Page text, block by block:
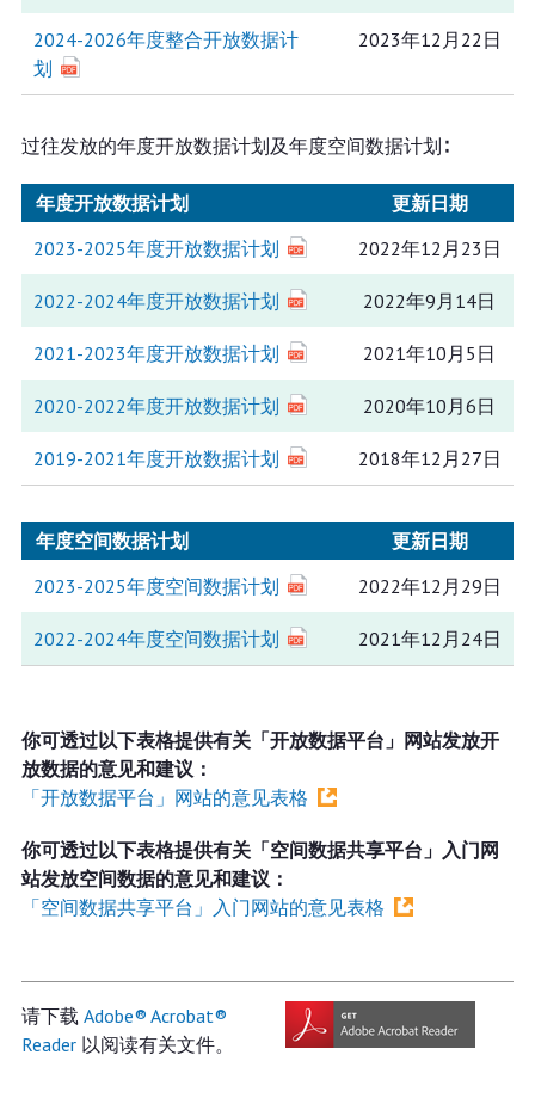
2024-2026年度整合开放数据计
划
2023年12月22日
过往发放的年度开放数据计划及年度空间数据计划∶
年度开放数据计划
更新日期
2023-2025年度开放数据计划
2022年12月23日
2022-2024年度开放数据计划 2022年9月14日
2021-2023年度开放数据计划 2021年10月5日
2020-2022年度开放数据计划 2020年10月6日
2019-2021年度开放数据计划 2018年12月27日
年度空间数据计划
更新日期
2023-2025年度空间数据计划
2022年12月29日
2022-2024年度空间数据计划 2021年12月24日
你可透过以下表格提供有关「开放数据平台」网站发放开
放数据的意见和建议：
「开放数据平台」网站的意见表格
你可透过以下表格提供有关「空间数据共享平台」入门网
站发放空间数据的意见和建议：
「空间数据共享平台」入门网站的意见表格
请下载 Adobe® Acrobat®
Reader以阅读有关文件。